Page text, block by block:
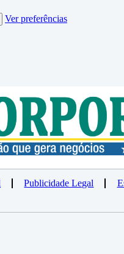
Ver preferências
Publicidade Legal